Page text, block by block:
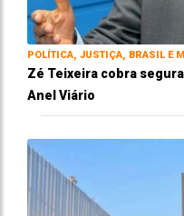
POLÍTICA, JUSTIÇA, BRASIL E
Zé Teixeira cobra
Anel Viário